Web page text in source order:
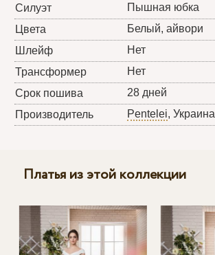
Силуэт
Пышная юбка
Цвета
Белый, айвори
Шлейф
Нет
Трансформер
Нет
Срок пошива
28 дней
Производитель
Pentelei, Украина
Платья из этой коллекции